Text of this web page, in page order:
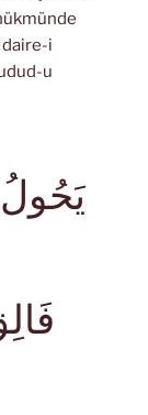
i
u
يَحُولُ2